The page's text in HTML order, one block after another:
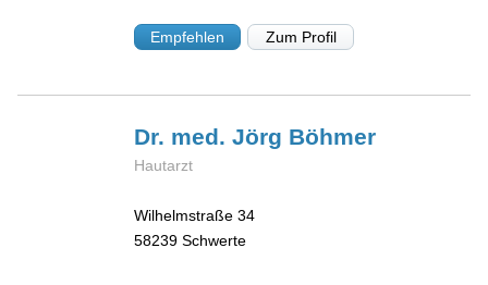
Empfehlen Zum Profil
Dr. med. Jörg Böhmer
Hautarzt
Wilhelmstraße 34
58239 Schwerte